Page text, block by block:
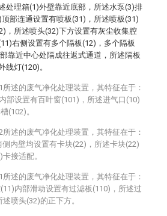
处理箱(1)外壁靠近底部，所述水泵(3)排
部连通设置有喷板(31)，所述喷板(31)
，所述喷头(32)下方设置有灰尘收集腔
右侧设置有多个隔板(12)，多个隔板
靠近中心处隔成往返式通道，所述隔板
线灯(120)。
述的废气净化处理装置，其特征在于：
部设置有百叶窗(101)，所述进气口(10)
(102)。
述的废气净化处理装置，其特征在于：
内壁均设置有卡块(22)，所述卡块(22)
接适配。
所述的废气净化处理装置，其特征在于：
内部滑动设置有过滤板(110)，所述过
喷头(32)的正下方。